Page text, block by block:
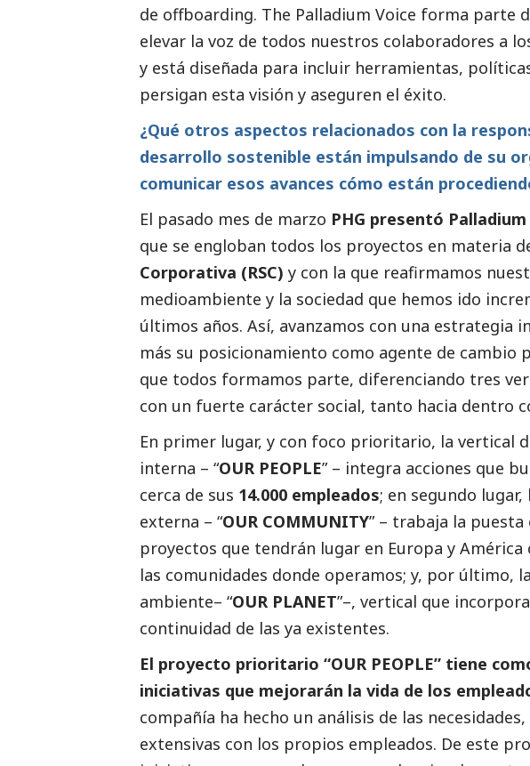
de offboarding. The Palladium Voice forma parte
elevar la voz de todos nuestros colaboradores a
y está diseñada para incluir herramientas,
persigan esta visión y aseguren el éxito.
¿Qué otros aspectos relacionados con la
desarrollo sostenible están impulsando de su
comunicar esos avances cómo están
El pasado mes de marzo PHG presentó Palladium
que se engloban todos los proyectos en materia
Corporativa (RSC) y con la que reafirmamos
medioambiente y la sociedad que hemos ido
últimos años. Así, avanzamos con una estrategia
más su posicionamiento como agente de cambio
que todos formamos parte, diferenciando tres
con un fuerte carácter social, tanto hacia dentro
En primer lugar, y con foco prioritario, la vertical
interna – “OUR PEOPLE” – integra acciones que
cerca de sus 14.000 empleados; en segundo
externa – “OUR COMMUNITY” – trabaja la
proyectos que tendrán lugar en Europa y
las comunidades donde operamos; y, por último,
ambiente– “OUR PLANET”–, vertical que
continuidad de las ya existentes.
El proyecto prioritario “OUR PEOPLE” tiene
iniciativas que mejorarán la vida de los
compañía ha hecho un análisis de las
extensivas con los propios empleados. De este